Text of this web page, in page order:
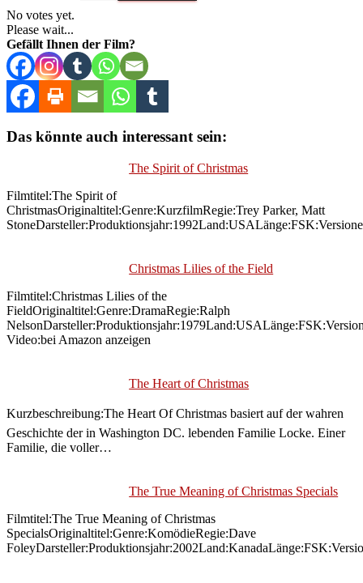
No votes yet.
Please wait...
Gefällt Ihnen der Film?
Das könnte auch interessant sein:
The Spirit of Christmas
Filmtitel:The Spirit of
ChristmasOriginaltitel:Genre:KurzfilmRegie:Trey Parker, Matt
Christmas Lilies of the Field
Filmtitel:Christmas Lilies of the
FieldOriginaltitel:Genre:DramaRegie:Ralph
Video:bei Amazon anzeigen
The Heart of Christmas
Kurzbeschreibung:The Heart Of Christmas basiert auf der wahren
Geschichte der in Washington DC. lebenden Familie Locke. Einer
Familie, die voller…
The True Meaning of Christmas Specials
Filmtitel:The True Meaning of Christmas
SpecialsOriginaltitel:Genre:KomödieRegie:Dave